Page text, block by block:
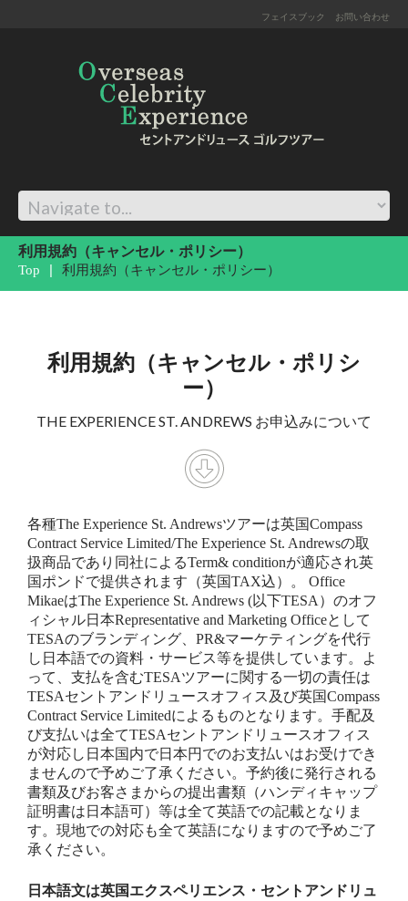
フェイスブック お問い合わせ
利用規約（キャンセル・ポリシー）
Top 利用規約（キャンセル・ポリシー）
利用規約（キャンセル・ポリシ
ー）
THE EXPERIENCE ST. ANDREWS お申込みについて
各種The Experience St. Andrewsツアーは英国Compass
Contract Service Limited/The Experience St. Andrewsの取
扱商品であり同社によるTerm& conditionが適応され英
国ポンドで提供されます（英国TAX込）。 Office
MikaeはThe Experience St. Andrews (以下TESA）のオフ
ィシャル日本Representative and Marketing Officeとして
TESAのブランディング、PR&マーケティングを代行
し日本語での資料・サービス等を提供しています。よ
って、支払を含むTESAツアーに関する一切の責任は
TESAセントアンドリュースオフィス及び英国Compass
Contract Service Limitedによるものとなります。手配及
び支払いは全てTESAセントアンドリュースオフィス
が対応し日本国内で日本円でのお支払いはお受けでき
ませんので予めご了承ください。予約後に発行される
書類及びお客さまからの提出書類（ハンディキャップ
証明書は日本語可）等は全て英語での記載となりま
す。現地での対応も全て英語になりますので予めご了
承ください。
日本語文は英国エクスペリエンス・セントアンドリュ